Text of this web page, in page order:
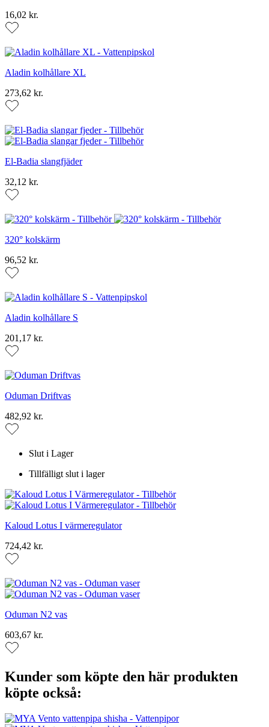
16,02 kr.
Aladin kolhållare XL
273,62 kr.
El-Badia slangfjäder
32,12 kr.
320° kolskärm
96,52 kr.
Aladin kolhållare S
201,17 kr.
Oduman Driftvas
482,92 kr.
Slut i Lager
Tillfälligt slut i lager
Kaloud Lotus I värmeregulator
724,42 kr.
Oduman N2 vas
603,67 kr.
Kunder som köpte den här produkten
köpte också: